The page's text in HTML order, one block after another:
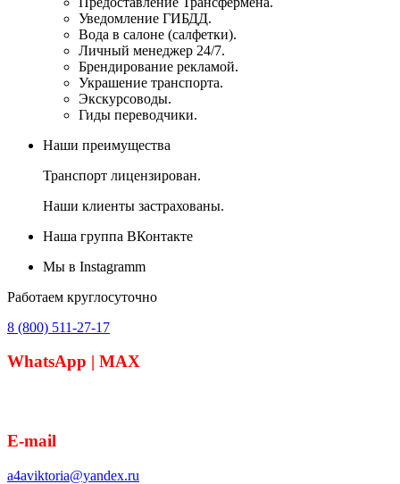
Уведомление ГИБДД.
Вода в салоне (салфетки).
Личный менеджер 24/7.
Брендирование рекламой.
Украшение транспорта.
Экскурсоводы.
Гиды переводчики.
Наши преимущества
Транспорт лицензирован.
Наши клиенты застрахованы.
Наша группа ВКонтакте
Мы в Instagramm
Работаем круглосуточно
8 (800) 511-27-17
WhatsApp | MAX
E-mail
a4aviktoria@yandex.ru